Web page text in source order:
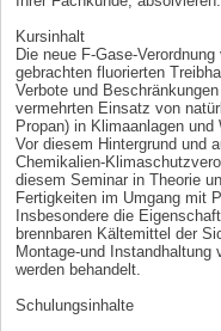
Kursinhalt
Die neue F-Gase-
gebrachten fluorierten
Verbote und
vermehrten Einsatz von
Propan) in Klimaanlagen und
Vor diesem Hintergrund und
Chemikalien-
diesem Seminar in Theorie
Fertigkeiten im Umgang mit
Insbesondere die
brennbaren Kältemittel der
Montage-und Instandhaltung
werden behandelt.
Schulungsinhalte